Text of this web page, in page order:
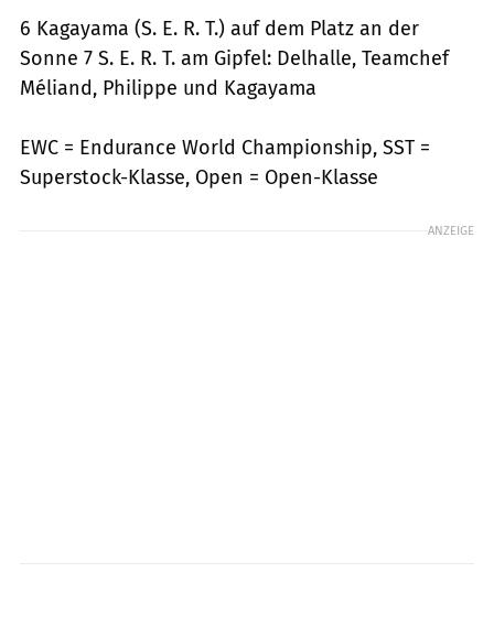
6 Kagayama (S. E. R. T.) auf dem Platz an der
Sonne 7 S. E. R. T. am Gipfel: Delhalle, Teamchef
Méliand, Philippe und Kagayama
EWC = Endurance World Championship, SST =
Superstock-Klasse, Open = Open-Klasse
ANZEIGE